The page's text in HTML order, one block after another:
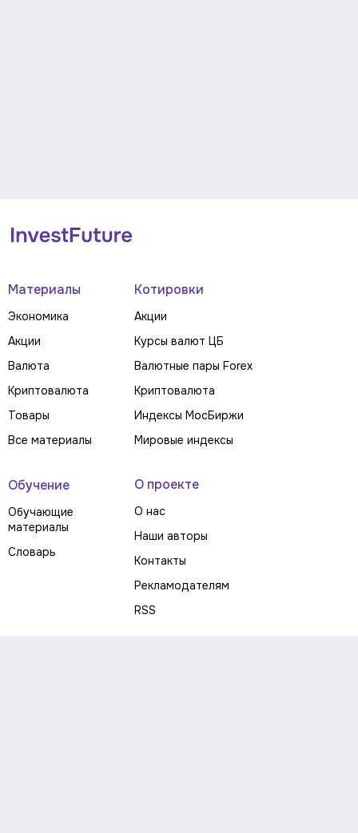
Материалы
Экономика
Акции
Валюта
Криптовалюта
Товары
Все материалы
Котировки
Акции
Курсы валют ЦБ
Валютные пары Forex
Криптовалюта
Индексы МосБиржи
Мировые индексы
Обучение
Обучающие
материалы
Словарь
О проекте
О нас
Наши авторы
Контакты
Рекламодателям
RSS